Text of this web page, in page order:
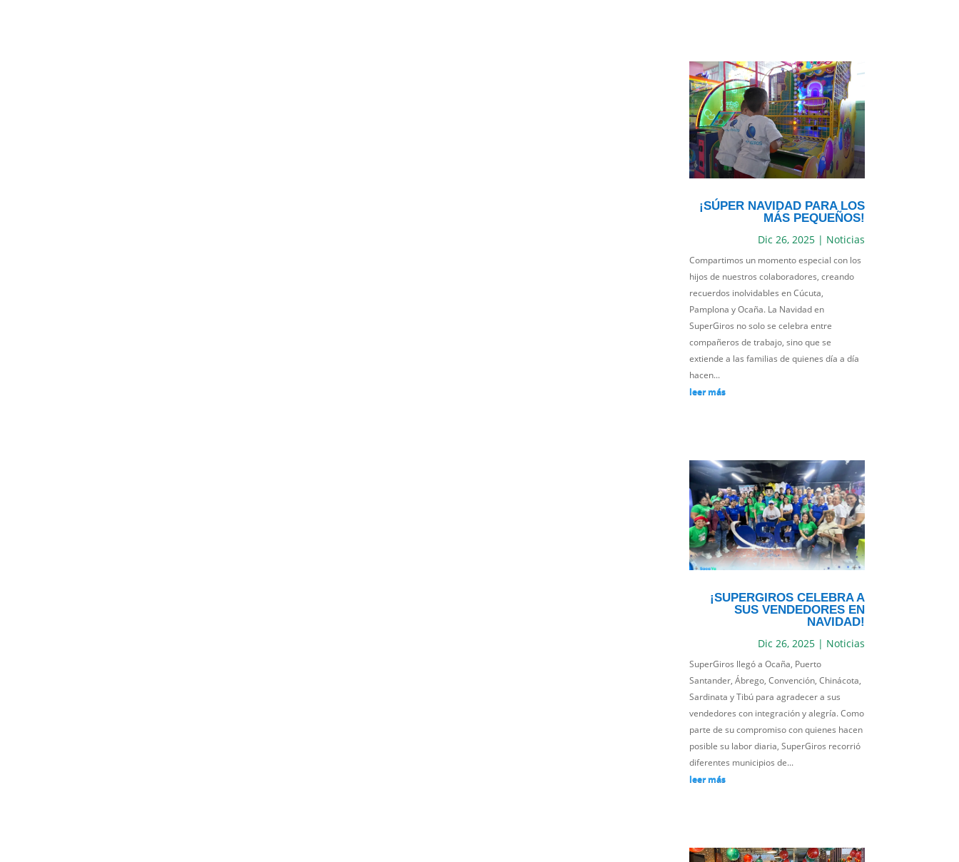
¡SÚPER NAVIDAD PARA LOS
MÁS PEQUEÑOS!
Dic 26, 2025| Noticias
Compartimos un momento especial con los
hijos de nuestros colaboradores, creando
recuerdos inolvidables en Cúcuta,
Pamplona y Ocaña. La Navidad en
SuperGiros no solo se celebra entre
compañeros de trabajo, sino que se
extiende a las familias de quienes día a día
hacen...
leer más
¡SUPERGIROS CELEBRA A
SUS VENDEDORES EN
NAVIDAD!
Dic 26, 2025| Noticias
SuperGiros llegó a Ocaña, Puerto
Santander, Ábrego, Convención, Chinácota,
Sardinata y Tibú para agradecer a sus
vendedores con integración y alegría. Como
parte de su compromiso con quienes hacen
posible su labor diaria, SuperGiros recorrió
diferentes municipios de...
leer más